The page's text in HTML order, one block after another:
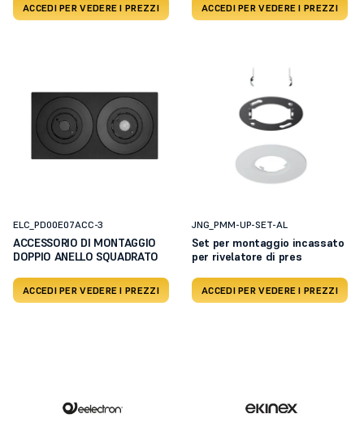
ACCEDI PER VEDERE I PREZZI ACCEDI PER VEDERE I PREZZI
ELC_PD00E07ACC-3
ACCESSORIO DI MONTAGGIO
DOPPIO ANELLO SQUADRATO
ACCEDI PER VEDERE I PREZZI
JNG_PMM-UP-SET-AL
Set per montaggio incassato
per rivelatore di pres
ACCEDI PER VEDERE I PREZZI